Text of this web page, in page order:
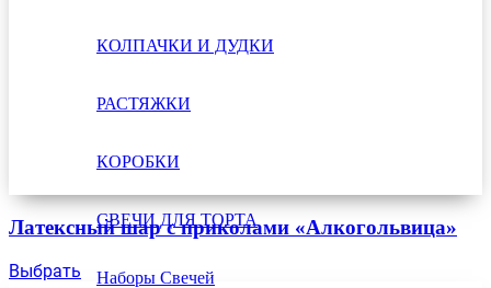
КОЛПАЧКИ И ДУДКИ
РАСТЯЖКИ
КОРОБКИ
СВЕЧИ ДЛЯ ТОРТА
Наборы Свечей
Латексный шар с приколами «Алкогольвица»
Выбрать